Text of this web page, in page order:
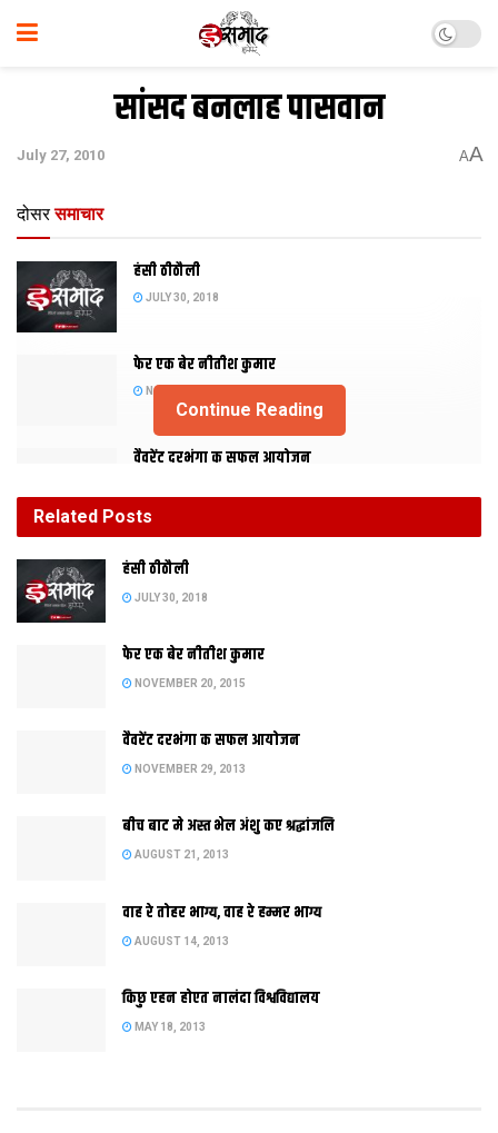
सांसद बनलाह पासवान
July 27, 2010 AA
दोसर समाचार
हंसी ठीठौली
JULY 30, 2018
फेर एक बेर नीतीश कुमार
NOVEMBER 20, 2015
वैवरेंट दरभंगा क सफल आयोजन
पासवान संसद पहुंचलाह आ राज्ससभा क सदस्यक रूप मे शपथ ग्रहण
Continue Reading
Related Posts
हंसी ठीठौली
JULY 30, 2018
फेर एक बेर नीतीश कुमार
NOVEMBER 20, 2015
वैवरेंट दरभंगा क सफल आयोजन
NOVEMBER 29, 2013
बीच बाट मे अस्त भेल अंशु कए श्रद्धांजलि
AUGUST 21, 2013
वाह रे तोहर भाग्य, वाह रे हम्मर भाग्य
AUGUST 14, 2013
किछु एहन होएत नालंदा विश्वविद्यालय
MAY 18, 2013